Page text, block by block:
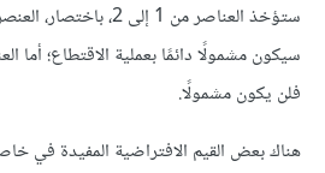
ستؤخذ العناصر من 1 إلى 2،
سيكون مشمولًا دائمًا بعملية الاقتطاع؛ أما
فلن يكون مشمولًا.
هناك بعض القيم الافتراضية المفيدة في